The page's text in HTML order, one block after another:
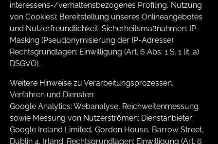
interessens-/verhaltensbezogenes Profiling, Nutzung
von Cookies); Bereitstellung unseres Onlineangebotes
und Nutzerfreundlichkeit. Sicherheitsmaßnahmen: IP-
Masking (Pseudonymisierung der IP-Adresse).
Rechtsgrundlagen: Einwilligung (Art. 6 Abs. 1 S. 1 lit. a)
DSGVO).
Weitere Hinweise zu Verarbeitungsprozessen,
Verfahren und Diensten:
Google Analytics: Webanalyse, Reichweitenmessung
sowie Messung von Nutzerströmen; Dienstanbieter:
Google Ireland Limited, Gordon House, Barrow Street,
Dublin 4, Irland; Rechtsgrundlagen: Einwilligung (Art. 6